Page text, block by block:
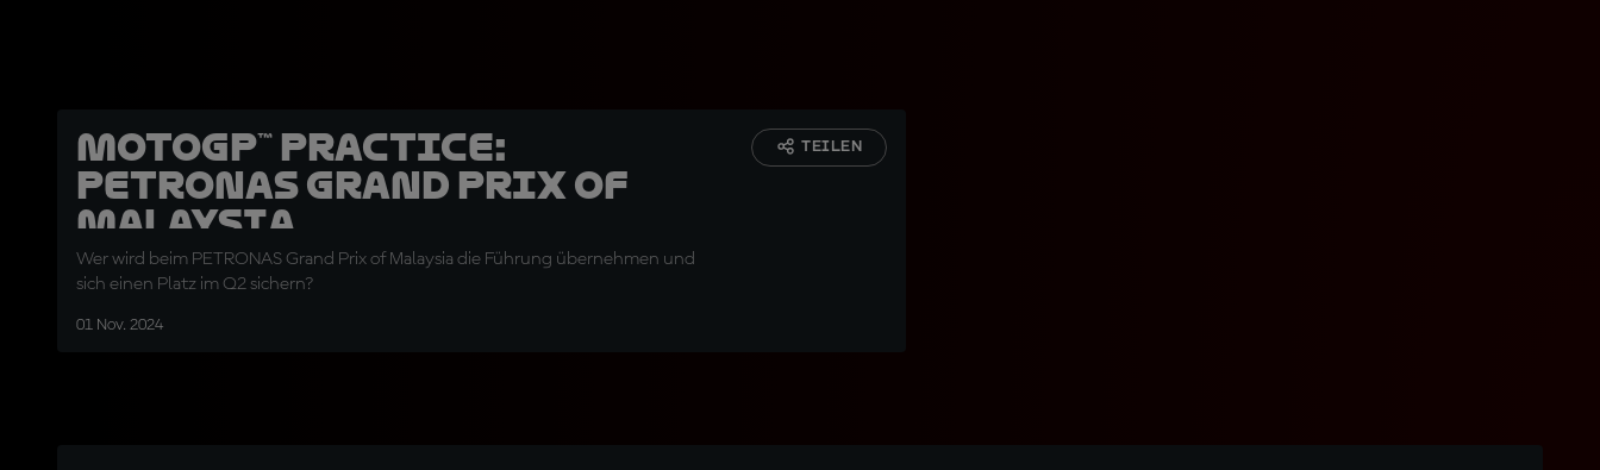
MotoGP™ Practice:
PETRONAS Grand Prix of
Malaysia
Wer wird beim PETRONAS Grand Prix of Malaysia die Führung übernehmen und
sich einen Platz im Q2 sichern?
01 Nov. 2024
TEILEN